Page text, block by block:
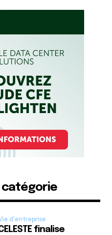
catégorie
d'entreprise
finalise